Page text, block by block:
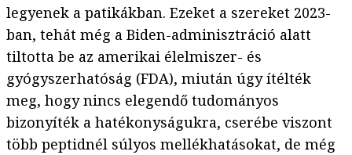
legyenek a patikákban. Ezeket a szereket 2023-
ban, tehát még a Biden-adminisztráció alatt
tiltotta be az amerikai élelmiszer- és
gyógyszerhatóság (FDA), miután úgy ítélték
meg, hogy nincs elegendő tudományos
bizonyíték a hatékonyságukra, cserébe viszont
több peptidnél súlyos mellékhatásokat, de még